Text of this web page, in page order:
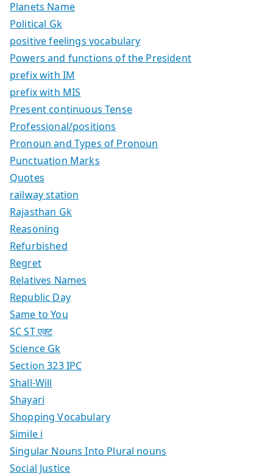
Planets Name
Political Gk
positive feelings vocabulary
Powers and functions of the President
prefix with IM
prefix with MIS
Present continuous Tense
Professional/positions
Pronoun and Types of Pronoun
Punctuation Marks
Quotes
railway station
Rajasthan Gk
Reasoning
Refurbished
Regret
Relatives Names
Republic Day
Same to You
SC ST एक्ट
Science Gk
Section 323 IPC
Shall-Will
Shayari
Shopping Vocabulary
Simile i
Singular Nouns Into Plural nouns
Social Justice